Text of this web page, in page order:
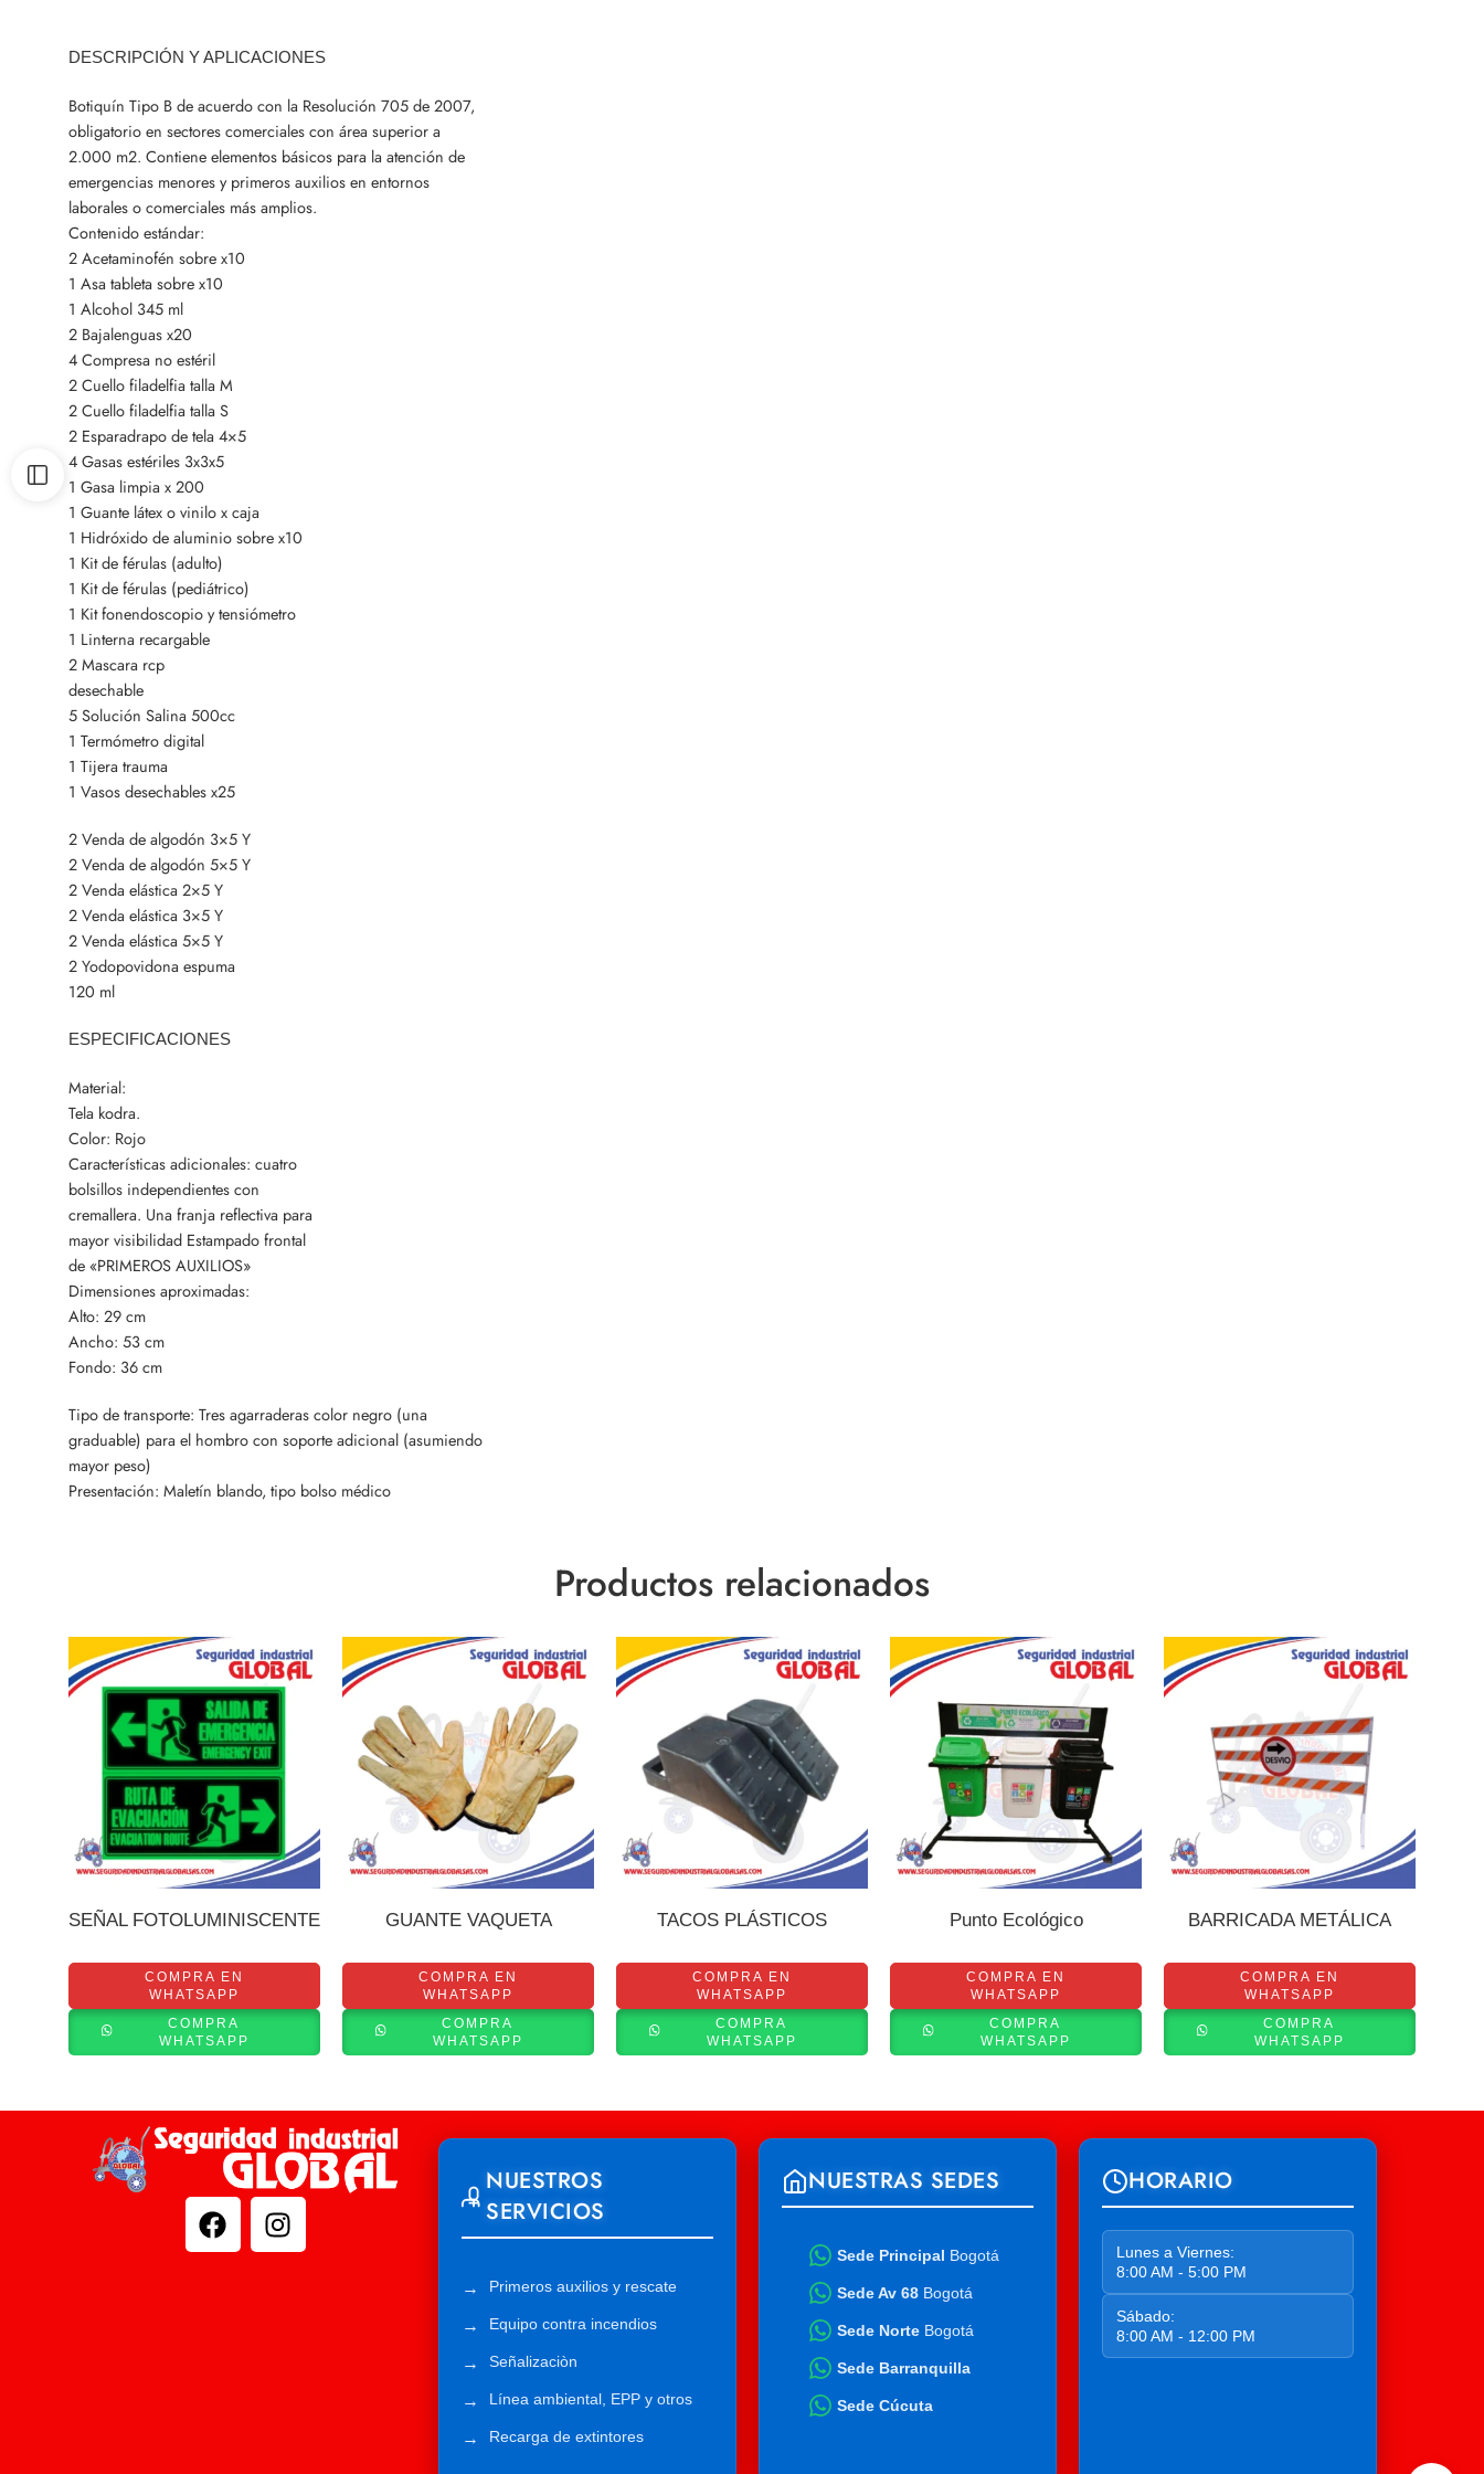
DESCRIPCIÓN Y APLICACIONES
Botiquín Tipo B de acuerdo con la Resolución 705 de 2007,
obligatorio en sectores comerciales con área superior a
2.000 m2. Contiene elementos básicos para la atención de
emergencias menores y primeros auxilios en entornos
laborales o comerciales más amplios.
Contenido estándar:
2 Acetaminofén sobre x10
1 Asa tableta sobre x10
1 Alcohol 345 ml
2 Bajalenguas x20
4 Compresa no estéril
2 Cuello filadelfia talla M
2 Cuello filadelfia talla S
2 Esparadrapo de tela 4×5
4 Gasas estériles 3x3x5
1 Gasa limpia x 200
1 Guante látex o vinilo x caja
1 Hidróxido de aluminio sobre x10
1 Kit de férulas (adulto)
1 Kit de férulas (pediátrico)
1 Kit fonendoscopio y tensiómetro
1 Linterna recargable
2 Mascara rcp
desechable
5 Solución Salina 500cc
1 Termómetro digital
1 Tijera trauma
1 Vasos desechables x25
2 Venda de algodón 3×5 Y
2 Venda de algodón 5×5 Y
2 Venda elástica 2×5 Y
2 Venda elástica 3×5 Y
2 Venda elástica 5×5 Y
2 Yodopovidona espuma
120 ml
ESPECIFICACIONES
Material:
Tela kodra.
Color: Rojo
Características adicionales: cuatro
bolsillos independientes con
cremallera. Una franja reflectiva para
mayor visibilidad Estampado frontal
de «PRIMEROS AUXILIOS»
Dimensiones aproximadas:
Alto: 29 cm
Ancho: 53 cm
Fondo: 36 cm
Tipo de transporte: Tres agarraderas color negro (una
graduable) para el hombro con soporte adicional (asumiendo
mayor peso)
Presentación: Maletín blando, tipo bolso médico
Productos relacionados
SEÑAL FOTOLUMINISCENTE
COMPRA EN
WHATSAPP
COMPRA
WHATSAPP
GUANTE VAQUETA
COMPRA EN
WHATSAPP
COMPRA
WHATSAPP
TACOS PLÁSTICOS
COMPRA EN
WHATSAPP
COMPRA
WHATSAPP
Punto Ecológico
COMPRA EN
WHATSAPP
COMPRA
WHATSAPP
BARRICADA METÁLICA
COMPRA EN
WHATSAPP
COMPRA
WHATSAPP
NUESTROS
SERVICIOS
Primeros auxilios y rescate
Equipo contra incendios
Señalizaciòn
Línea ambiental, EPP y otros
Recarga de extintores
NUESTRAS SEDES
Sede Principal Bogotá
Sede Av 68 Bogotá
Sede Norte Bogotá
Sede Barranquilla
Sede Cúcuta
HORARIO
Lunes a Viernes:
8:00 AM - 5:00 PM
Sábado:
8:00 AM - 12:00 PM